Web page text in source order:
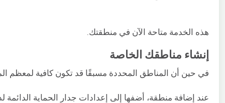
هذه الخدمة متاحة الآن في منطقتك.
إنشاء مناطقك الخاصة
في حين أن المناطق المحددة مسبقًا قد تكون كافية لمعظم
عند إضافة منطقة، أضفها إلى إعدادات جدار الحماية